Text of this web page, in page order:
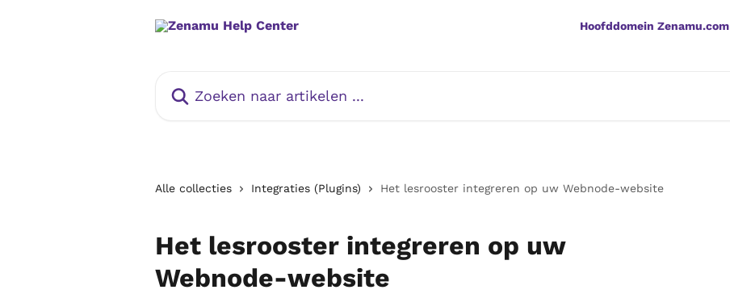
Hoofddomein Zenamu.com
Alle collecties Integraties (Plugins) Het lesrooster integreren op uw Webnode-website
Het lesrooster integreren op uw
Webnode-website